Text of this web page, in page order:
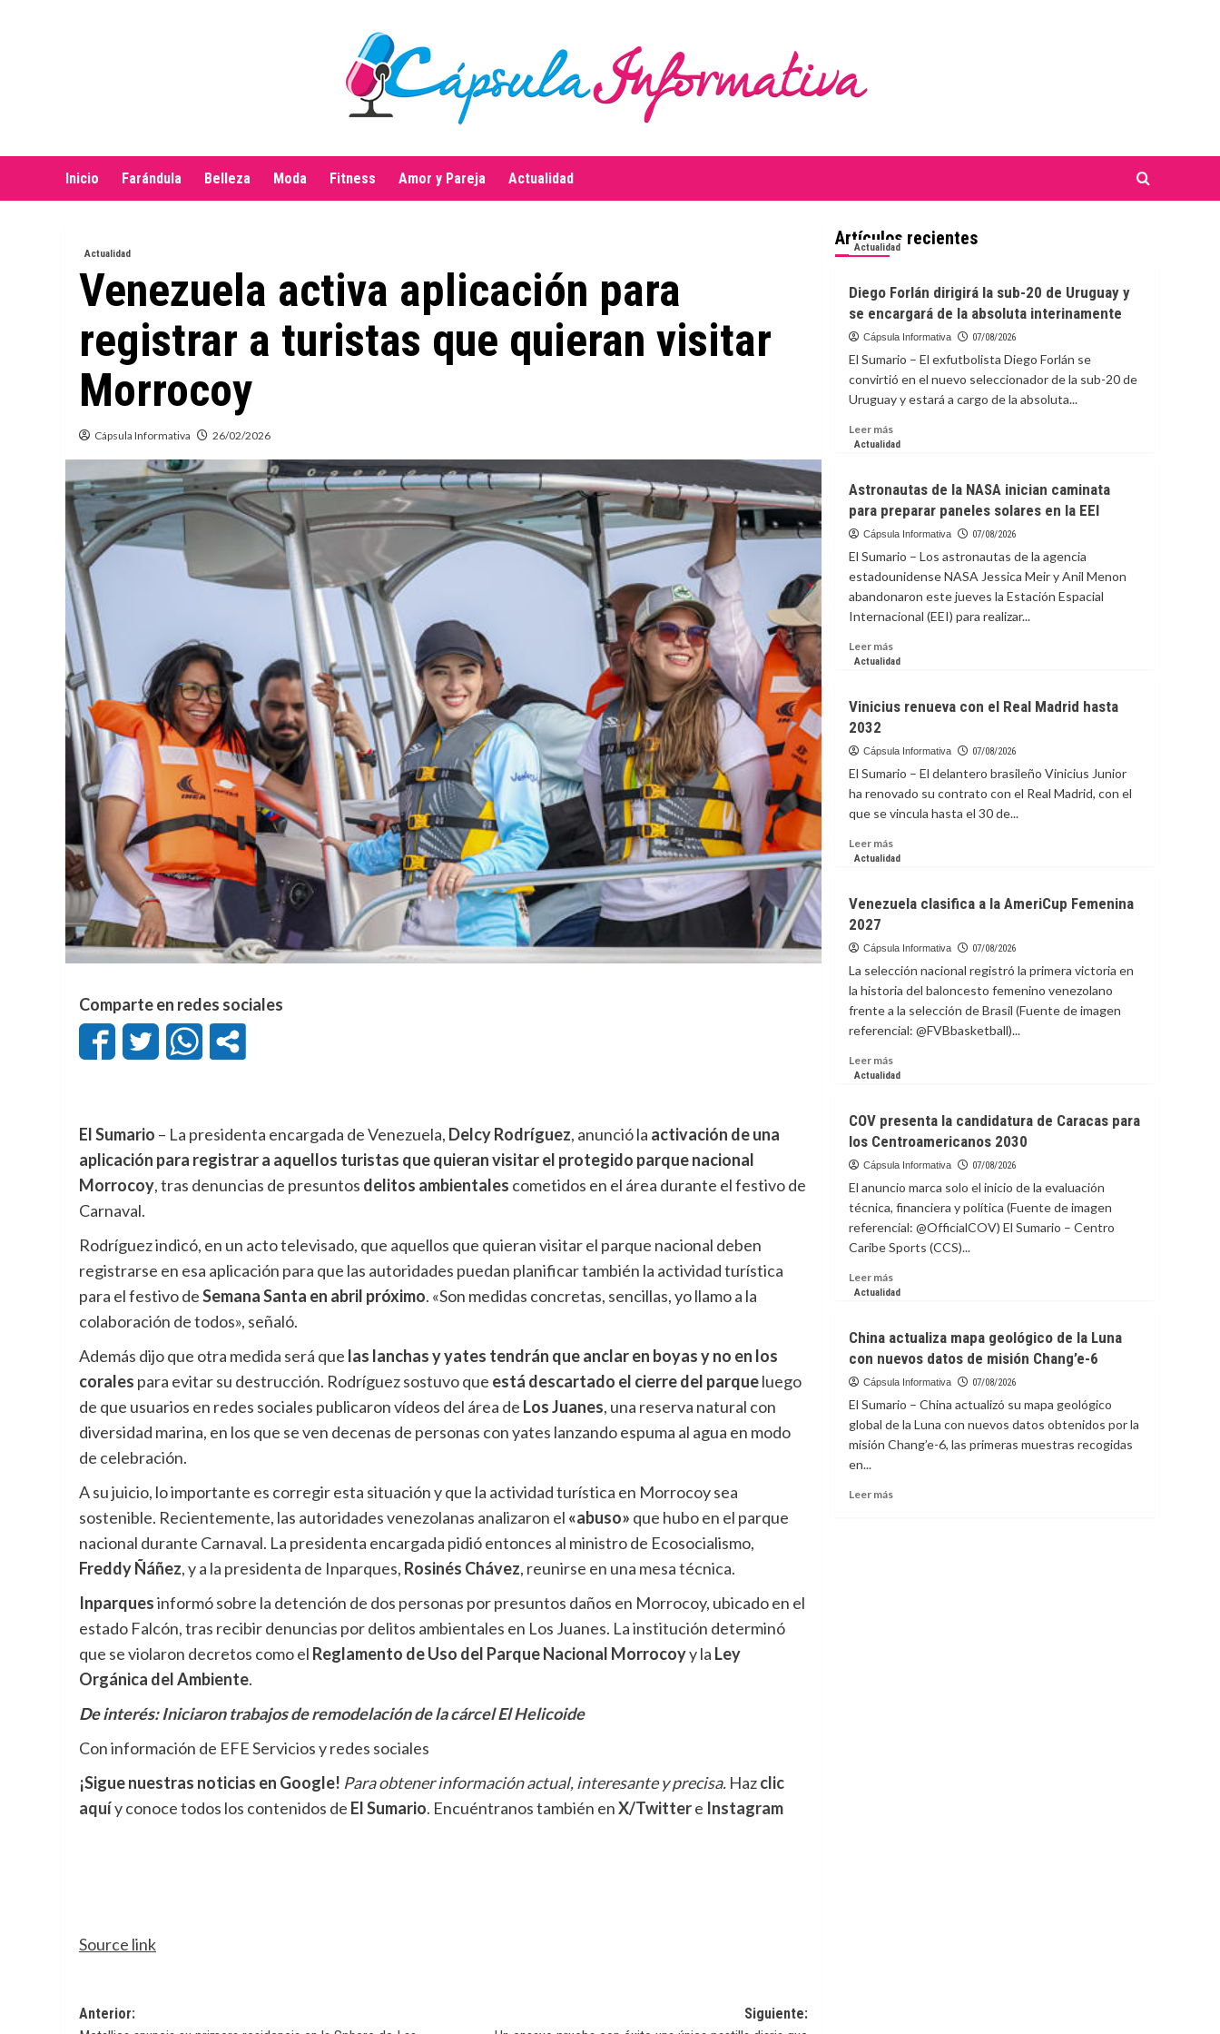
Inicio Farándula Belleza Moda Fitness Amor y Pareja Actualidad
Actualidad
Venezuela activa aplicación para
registrar a turistas que quieran visitar
Morrocoy
Cápsula Informativa 26/02/2026
Comparte en redes sociales
El Sumario – La presidenta encargada de Venezuela, Delcy Rodríguez, anunció la activación de una
aplicación para registrar a aquellos turistas que quieran visitar el protegido parque nacional
Morrocoy, tras denuncias de presuntos delitos ambientales cometidos en el área durante el festivo de
Carnaval.
Rodríguez indicó, en un acto televisado, que aquellos que quieran visitar el parque nacional deben
registrarse en esa aplicación para que las autoridades puedan planificar también la actividad turística
para el festivo deSemana Santa en abril próximo. «Son medidas concretas, sencillas, yo llamo a la
colaboración de todos», señaló.
Además dijo que otra medida será que las lanchas y yates tendrán que anclar en boyas y no en los
corales para evitar su destrucción. Rodríguez sostuvo que está descartado el cierre del parqueluego
de que usuarios en redes sociales publicaron vídeos del área de Los Juanes, una reserva natural con
diversidad marina, en los que se ven decenas de personas con yates lanzando espuma al agua en modo
de celebración.
A su juicio, lo importante es corregir esta situación y que la actividad turística en Morrocoy sea
sostenible. Recientemente, las autoridades venezolanas analizaron el «abuso» que hubo en el parque
nacional durante Carnaval. La presidenta encargada pidió entonces al ministro de Ecosocialismo,
Freddy Ñáñez, y a la presidenta de Inparques, Rosinés Chávez, reunirse en una mesa técnica.
Inparquesinformó sobre la detención de dos personas por presuntos daños en Morrocoy, ubicado en el
estado Falcón, tras recibir denuncias por delitos ambientales en Los Juanes. La institución determinó
que se violaron decretos como el Reglamento de Uso del Parque Nacional Morrocoyy la Ley
Orgánica del Ambiente.
De interés:Iniciaron trabajos de remodelación de la cárcel El Helicoide
Con información de EFE Servicios y redes sociales
¡Sigue nuestras noticias en Google! Para obtener información actual, interesante y precisa. Hazclic
aquíy conoce todos los contenidos de El Sumario. Encuéntranos también enX/Twittere Instagram
Source link
Navegación
Anterior:
Siguiente:
Artículos recientes
Actualidad
Diego Forlán dirigirá la sub-20 de Uruguay y
se encargará de la absoluta interinamente
Cápsula Informativa 07/08/2026
El Sumario – El exfutbolista Diego Forlán se
convirtió en el nuevo seleccionador de la sub-20 de
Uruguay y estará a cargo de la absoluta...
Leer másLeer
más
Forlán
dirigirá
la
20
de
Uruguay
y
encargará
de
absoluta
Actualidad
Astronautas de la NASA inician caminata
para preparar paneles solares en la EEI
Cápsula Informativa 07/08/2026
El Sumario – Los astronautas de la agencia
estadounidense NASA Jessica Meir y Anil Menon
abandonaron este jueves la Estación Espacial
Internacional (EEI) para realizar...
Leer másLeer
más
de
NASA
caminata
para
preparar
solares
EEI
Actualidad
Vinicius renueva con el Real Madrid hasta
2032
Cápsula Informativa 07/08/2026
El Sumario – El delantero brasileño Vinicius Junior
ha renovado su contrato con el Real Madrid, con el
que se vincula hasta el 30 de...
Leer másLeer
más
renueva
el
Madrid
hasta
2032
Actualidad
Venezuela clasifica a la AmeriCup Femenina
2027
Cápsula Informativa 07/08/2026
La selección nacional registró la primera victoria en
la historia del baloncesto femenino venezolano
frente a la selección de Brasil (Fuente de imagen
referencial: @FVBbasketball)...
Leer másLeer
más
clasifica
a
la
Femenina
2027
Actualidad
COV presenta la candidatura de Caracas para
los Centroamericanos 2030
Cápsula Informativa 07/08/2026
El anuncio marca solo el inicio de la evaluación
técnica, financiera y política (Fuente de imagen
referencial: @OfficialCOV) El Sumario – Centro
Caribe Sports (CCS)...
Leer másLeer
más
presenta
la
candidatura
Caracas
para
los
Actualidad
China actualiza mapa geológico de la Luna
con nuevos datos de misión Chang’e-6
Cápsula Informativa 07/08/2026
El Sumario – China actualizó su mapa geológico
global de la Luna con nuevos datos obtenidos por la
misión Chang’e-6, las primeras muestras recogidas
en...
Leer másLeer